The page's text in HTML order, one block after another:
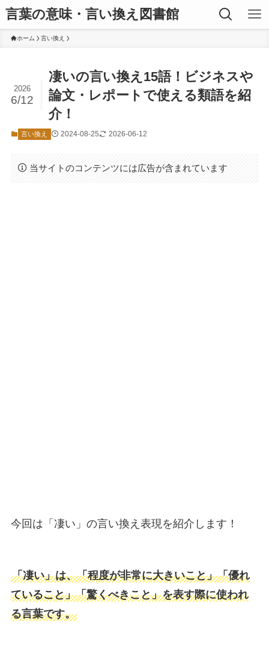
言葉の意味・言い換え図書館
ホーム 言い換え
凄いの言い換え15語！ビジネスや
論文・レポートで使える類語を紹
介！
2026
6/12
言い換え 2024-08-25 2026-06-12
当サイトのコンテンツには広告が含まれています
今回は「凄い」の言い換え表現を紹介します！
「凄い」は、「程度が非常に大きいこと」「優れ
ていること」「驚くべきこと」を表す際に使われ
る言葉です。